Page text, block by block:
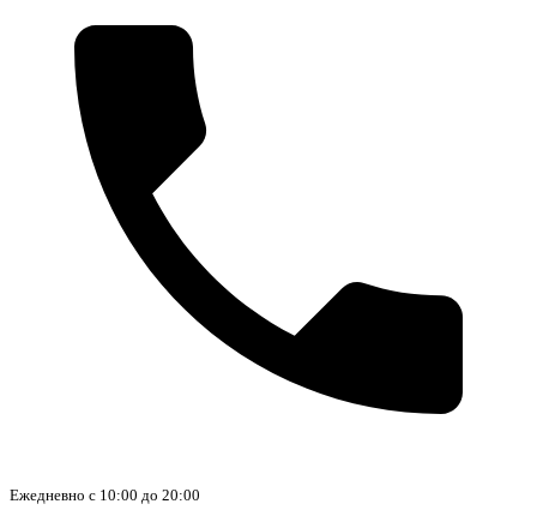
Ежедневно с 10:00 до 20:00